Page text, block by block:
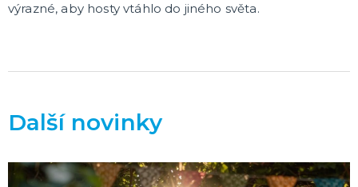
výrazné, aby hosty vtáhlo do jiného světa.
Další novinky